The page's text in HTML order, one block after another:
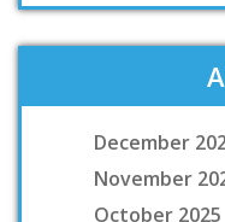
December
November
October 2025